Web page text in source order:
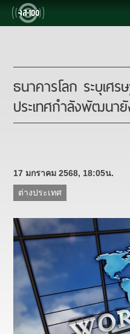
ธนาคารโลก ระบุเศ
ประเทศกำลังพัฒน
17 มกราคม 2568, 18:05น.
ต่างประเทศ